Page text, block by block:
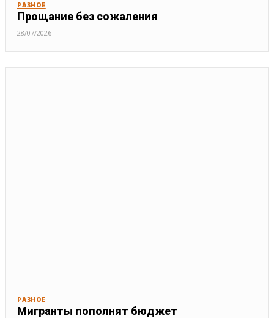
РАЗНОЕ
Прощание без сожаления
28/07/2026
РАЗНОЕ
Мигранты пополнят бюджет